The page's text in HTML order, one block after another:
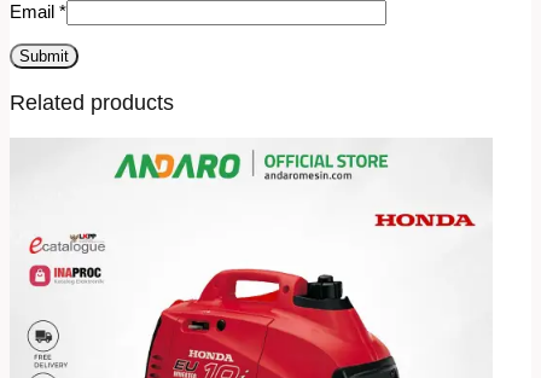
Email *
Related products